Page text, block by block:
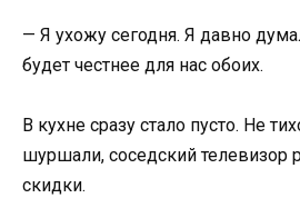
— Я ухожу сегодня. Я давно
будет честнее для нас обоих.
В кухне сразу стало пусто. Не
шуршали, соседский телевизор
скидки.